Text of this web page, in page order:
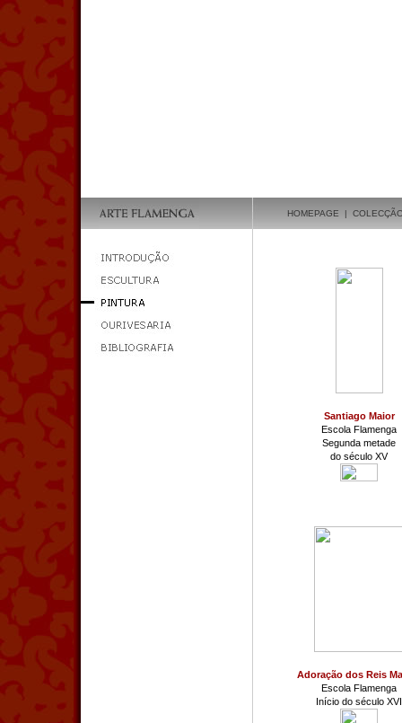
HOMEPAGE |
Santiago Maior
Escola Flamenga
Segunda metade
do século XV
Adoração dos Reis
Escola Flamenga
Início do século XVI